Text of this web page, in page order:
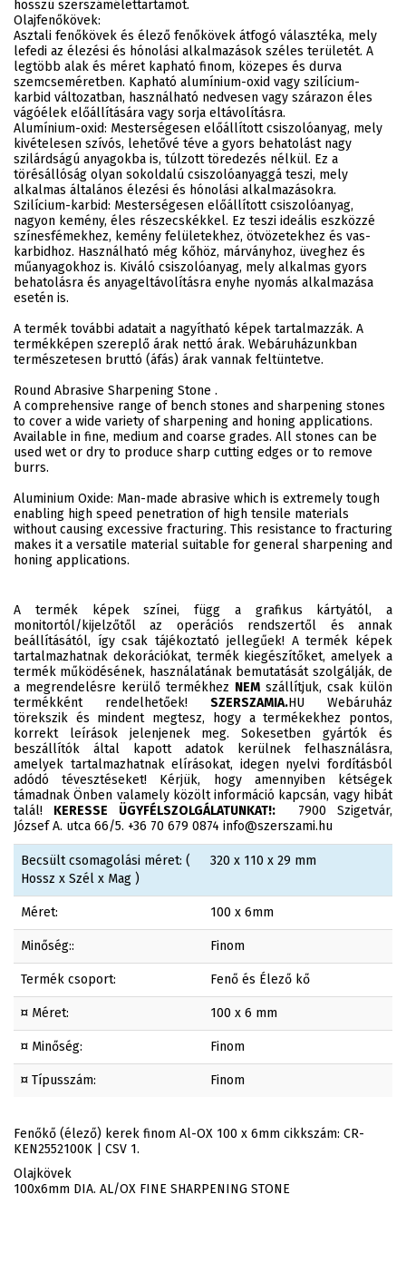
hosszú szerszámélettartamot.
Olajfenőkövek:
Asztali fenőkövek és élező fenőkövek átfogó választéka, mely
lefedi az élezési és hónolási alkalmazások széles területét. A
legtöbb alak és méret kapható finom, közepes és durva
szemcseméretben. Kapható alumínium-oxid vagy szilícium-
karbid változatban, használható nedvesen vagy szárazon éles
vágóélek előállítására vagy sorja eltávolításra.
Alumínium-oxid: Mesterségesen előállított csiszolóanyag, mely
kivételesen szívós, lehetővé téve a gyors behatolást nagy
szilárdságú anyagokba is, túlzott töredezés nélkül. Ez a
törésállóság olyan sokoldalú csiszolóanyaggá teszi, mely
alkalmas általános élezési és hónolási alkalmazásokra.
Szilícium-karbid: Mesterségesen előállított csiszolóanyag,
nagyon kemény, éles részecskékkel. Ez teszi ideális eszközzé
színesfémekhez, kemény felületekhez, ötvözetekhez és vas-
karbidhoz. Használható még kőhöz, márványhoz, üveghez és
műanyagokhoz is. Kiváló csiszolóanyag, mely alkalmas gyors
behatolásra és anyageltávolításra enyhe nyomás alkalmazása
esetén is.
A termék további adatait a nagyítható képek tartalmazzák. A
termékképen szereplő árak nettó árak. Webáruházunkban
természetesen bruttó (áfás) árak vannak feltüntetve.
Round Abrasive Sharpening Stone .
A comprehensive range of bench stones and sharpening stones
to cover a wide variety of sharpening and honing applications.
Available in fine, medium and coarse grades. All stones can be
used wet or dry to produce sharp cutting edges or to remove
burrs.
Aluminium Oxide: Man-made abrasive which is extremely tough
enabling high speed penetration of high tensile materials
without causing excessive fracturing. This resistance to fracturing
makes it a versatile material suitable for general sharpening and
honing applications.
A termék képek színei, függ a grafikus kártyától, a
monitortól/kijelzőtől az operációs rendszertől és annak
beállításától, így csak tájékoztató jellegűek! A termék képek
tartalmazhatnak dekorációkat, termék kiegészítőket, amelyek a
termék működésének, használatának bemutatását szolgálják, de
a megrendelésre kerülő termékhez NEM szállítjuk, csak külön
termékként rendelhetőek! SZERSZAMIA.HU Webáruház
törekszik és mindent megtesz, hogy a termékekhez pontos,
korrekt leírások jelenjenek meg. Sokesetben gyártók és
beszállítók által kapott adatok kerülnek felhasználásra,
amelyek tartalmazhatnak elírásokat, idegen nyelvi fordításból
adódó tévesztéseket! Kérjük, hogy amennyiben kétségek
támadnak Önben valamely közölt információ kapcsán, vagy hibát
talál! KERESSE ÜGYFÉLSZOLGÁLATUNKAT!:7900 Szigetvár,
József A. utca 66/5. +36 70 679 0874 info@szerszami.hu
Becsült csomagolási méret: (
Hossz x Szél x Mag )
320 x 110 x 29 mm
Méret: 100 x 6mm
Minőség:: Finom
Termék csoport: Fenő és Élező kő
¤ Méret: 100 x 6 mm
¤ Minőség: Finom
¤ Típusszám: Finom
Fenőkő (élező) kerek finom Al-OX 100 x 6mm cikkszám: CR-
KEN2552100K | CSV 1.
Olajkövek
100x6mm DIA. AL/OX FINE SHARPENING STONE